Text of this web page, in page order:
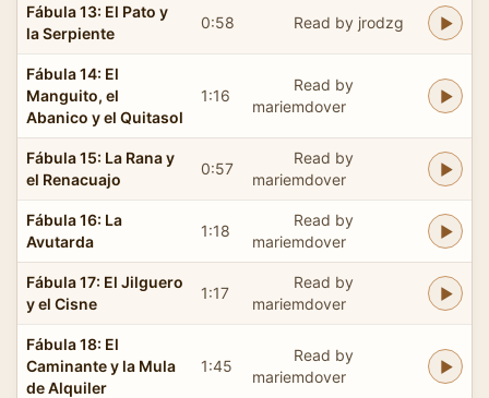
Fábula 13: El Pato y
la Serpiente
0:58 Read by jrodzg
Fábula 14: El
Manguito, el
Abanico y el Quitasol
1:16
Read by
mariemdover
Fábula 15: La Rana y
el Renacuajo
0:57
Read by
mariemdover
Fábula 16: La
Avutarda
1:18
Read by
mariemdover
Fábula 17: El Jilguero
y el Cisne
1:17
Read by
mariemdover
Fábula 18: El
Caminante y la Mula
de Alquiler
1:45
Read by
mariemdover